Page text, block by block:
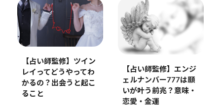
【占い師監修】ツイン
レイってどうやってわ
かるの？出会うと起こ
ること
【占い師監修】エンジ
ェルナンバー777は願
いが叶う前兆？意味・
恋愛・金運